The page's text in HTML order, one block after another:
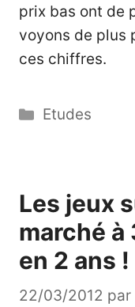
prix bas ont de
voyons de plus
ces chiffres.
Catégories
Etudes
Les jeux
marché à
en 2 ans !
22/03/2012 par